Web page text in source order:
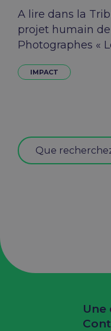
A lire dans la
projet humain de
Photographes «
IMPACT
Une